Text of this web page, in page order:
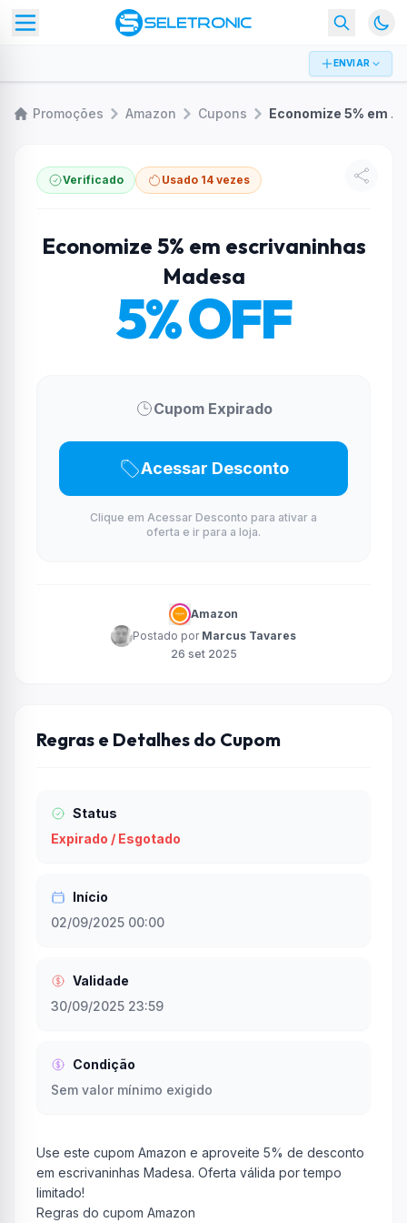
ENVIAR
Promoções Amazon Cupons Economize 5% em escrivaninhas Madesa
Verificado Usado 14 vezes
Economize 5% em escrivaninhas
Madesa
5% OFF
Cupom Expirado
Acessar Desconto
Clique em Acessar Desconto para ativar a
oferta e ir para a loja.
Amazon
Postado por Marcus Tavares
26 set 2025
Regras e Detalhes do Cupom
Status
Expirado / Esgotado
Início
02/09/2025 00:00
Validade
30/09/2025 23:59
Condição
Sem valor mínimo exigido
Use este cupom Amazon e aproveite 5% de desconto
em escrivaninhas Madesa. Oferta válida por tempo
limitado!
Regras do cupom Amazon